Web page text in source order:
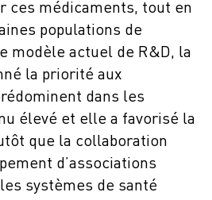
ces médicaments, tout en
populations de
modèle actuel de R&D, la
la priorité aux
dans les
élevé et elle a favorisé la
que la collaboration
d’associations
systèmes de santé